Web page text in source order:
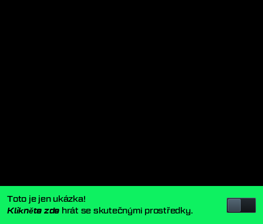
Toto je jen ukázka!
Klikněte zde hrát se skutečnými prostředky.